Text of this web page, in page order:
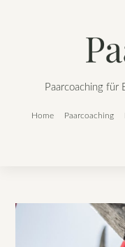
Paarcoaching für
Home Paarcoaching